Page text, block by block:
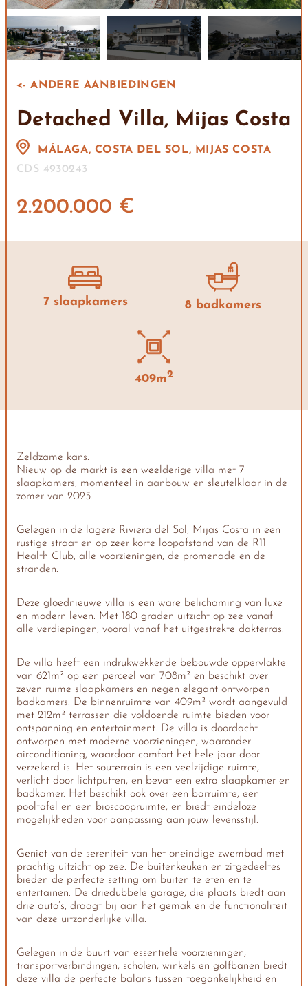
<- ANDERE AANBIEDINGEN
Detached Villa, Mijas Costa
MÁLAGA, COSTA DEL SOL, MIJAS COSTA
CDS 4930243
2.200.000 €
7 slaapkamers 8 badkamers
409m2
Zeldzame kans.
Nieuw op de markt is een weelderige villa met 7
slaapkamers, momenteel in aanbouw en sleutelklaar in de
zomer van 2025.
Gelegen in de lagere Riviera del Sol, Mijas Costa in een
rustige straat en op zeer korte loopafstand van de R11
Health Club, alle voorzieningen, de promenade en de
stranden.
Deze gloednieuwe villa is een ware belichaming van luxe
en modern leven. Met 180 graden uitzicht op zee vanaf
alle verdiepingen, vooral vanaf het uitgestrekte dakterras.
De villa heeft een indrukwekkende bebouwde oppervlakte
van 621m² op een perceel van 708m² en beschikt over
zeven ruime slaapkamers en negen elegant ontworpen
badkamers. De binnenruimte van 409m² wordt aangevuld
met 212m² terrassen die voldoende ruimte bieden voor
ontspanning en entertainment. De villa is doordacht
ontworpen met moderne voorzieningen, waaronder
airconditioning, waardoor comfort het hele jaar door
verzekerd is. Het souterrain is een veelzijdige ruimte,
verlicht door lichtputten, en bevat een extra slaapkamer en
badkamer. Het beschikt ook over een barruimte, een
pooltafel en een bioscoopruimte, en biedt eindeloze
mogelijkheden voor aanpassing aan jouw levensstijl.
Geniet van de sereniteit van het oneindige zwembad met
prachtig uitzicht op zee. De buitenkeuken en zitgedeeltes
bieden de perfecte setting om buiten te eten en te
entertainen. De driedubbele garage, die plaats biedt aan
drie auto’s, draagt bij aan het gemak en de functionaliteit
van deze uitzonderlijke villa.
Gelegen in de buurt van essentiële voorzieningen,
transportverbindingen, scholen, winkels en golfbanen biedt
deze villa de perfecte balans tussen toegankelijkheid en